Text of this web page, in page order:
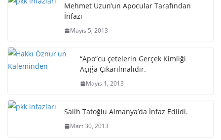
Mehmet Uzun’un Apocular Tarafından
İnfazı
Mayıs 5, 2013
“Apo”cu çetelerin Gerçek Kimliği
Açığa Çıkarılmalıdır.
Mayıs 1, 2013
Salih Tatoğlu Almanya’da İnfaz Edildi.
Mart 30, 2013